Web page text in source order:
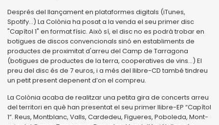
Després del llançament en plataformes digitals (iTunes,
Spotify...) La Colònia ha posat a la venda el seu primer disc
"Capítol 1" en format físic. Això sí, el disc no es podrà trobar en
botigues de discos convencionals sinó en establiments de
productes de proximitat d'arreu del Camp de Tarragona
(botigues de productes de la terra, cooperatives de vins...) El
preu del disc és de 7 euros, i a més del llibre-CD també tindreu
un petit present depenent d’on el compreu.
La Colònia acaba de realitzar una petita gira de concerts arreu
del territori en què han presentat el seu primer llibre-EP “Capítol
1”. Reus, Montblanc, Valls, Cardedeu, Figueres, Poboleda, Mont-